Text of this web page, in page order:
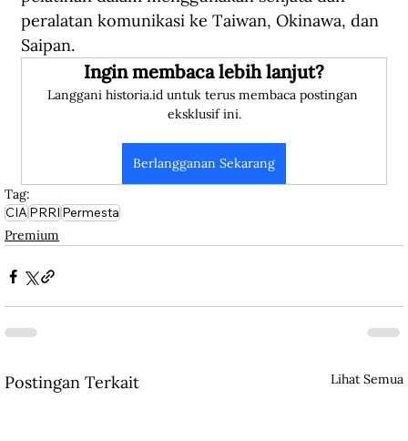
peralatan komunikasi ke Taiwan, Okinawa, dan
Saipan.
Ingin membaca lebih lanjut?
Langgani historia.id untuk terus membaca postingan
eksklusif ini.
Berlangganan Sekarang
Tag:
CIAPRRIPermesta
Premium
Postingan Terkait Lihat Semua